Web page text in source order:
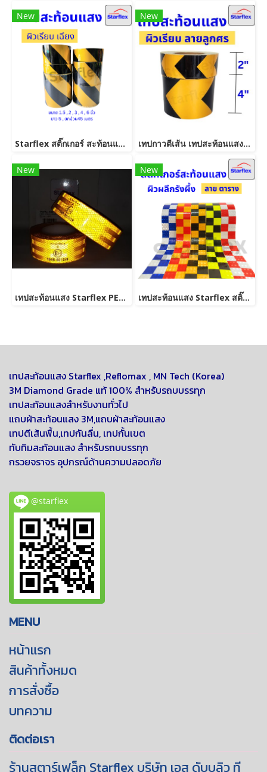
New
Starflex สติ๊กเกอร์ สะท้อนแสง เทปกาวตีเส้น ผิวเรียบ ลายเฉลียง สีเหลืองดำ
New
เทปกาวตีเส้น เทปสะท้อนแสง Starflex สติ๊กเกอร์สะท้อนแสง ผิวเรียบลายลูกศรสีเหลือง-ดำ ติดแนวกั้น อุปกรณ์ความปลอดภัย เทปนิรภัยตีเส้น
New
เทปสะท้อนแสง Starflex PET สีเหลือง ขนาด 5cm x 50เมตร
New
เทปสะท้อนแสง Starflex สติ๊กเกอร์สะท้อนแสง ผิวผลึก รังผึ้งลายตาราง หน้ากว้าง 5 เซนติเมตร สติ๊กเกอร์สะท้อนแสง
เทปสะท้อนแสง Starflex ,Reflomax , MN Tech (Korea)
3M Diamond Grade แท้ 100% สำหรับรถบบรรทุก
เทปสะท้อนแสงสำหรับงานทั่วไป
แถบผ้าสะท้อนแสง 3M,แถบผ้าสะท้อนแสง
เทปตีเส้นพื้น,เทปกันลื่น, เทปกั้นเขต
ทับทิมสะท้อนแสง สำหรับรถบบรรทุก
กรวยจราจร อุปกรณ์ด้านความปลอดภัย
@starflex
MENU
หน้าแรก
สินค้าทั้งหมด
การสั่งซื้อ
บทความ
ติดต่อเรา
ร้านสตาร์เฟล็ก Starflex บริษัท เอส ดับบลิว ที